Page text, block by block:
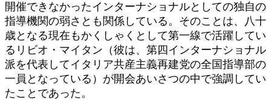
開催できなかったインターナショナルとしての独自の
指導機関の弱さとも関係している。そのことは、八十
歳となる現在もかくしゃくとして第一線で活躍してい
るリビオ・マイタン（彼は、第四インターナショナル
派を代表してイタリア共産主義再建党の全国指導部の
一員となっている）が開会あいさつの中で強調してい
たことであった。